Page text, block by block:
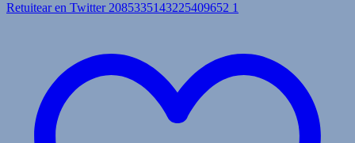
Retuitear en Twitter 2085335143225409652 1